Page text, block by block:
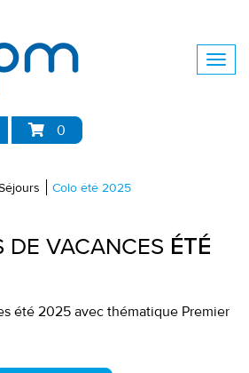
0
Colo été 2025
DE VACANCES ÉTÉ
été 2025 avec thématique Premier